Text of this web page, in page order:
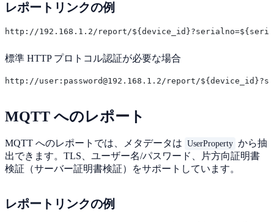
レポートリンクの例
標準 HTTP プロトコル認証が必要な場合
MQTT へのレポート
MQTT へのレポートでは、メタデータは UserProperty から抽
出できます。TLS、ユーザー名/パスワード、片方向証明書
検証（サーバー証明書検証）をサポートしています。
レポートリンクの例